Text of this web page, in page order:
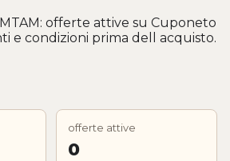
offerte attive su Cuponeto
e condizioni prima dell acquisto.
offerte attive
0